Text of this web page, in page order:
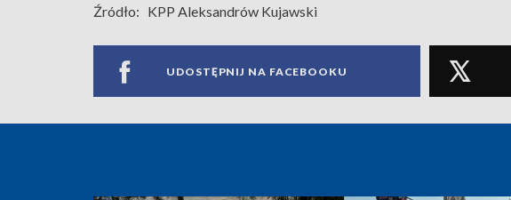
Źródło: KPP Aleksandrów Kujawski
UDOSTĘPNIJ NA FACEBOOKU